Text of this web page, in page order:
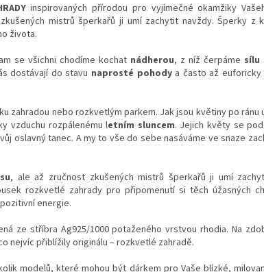
inspirovaných přírodou pro vyjímečné okamžiky
mistrů šperkařů ji umí zachytit navždy. Šperky z
života.
se všichni chodíme kochat nádherou, z níž čerpáme sílu
dostávají do stavu naprosté pohodya často až euforicky
zahradou nebo rozkvetlým parkem. Jak jsou květiny po ránu
vzduchu rozpálenému letním sluncem. Jejich květy se
oslavný tanec. A my to vše do sebe nasáváme ve snaze
, ale až zručnost zkušených mistrů šperkařů ji umí
rozkvetlé zahrady pro připomenutí si těch úžasných
energie.
ze stříbra Ag925/1000 potaženého vrstvou rhodia. Na
nejvíc přiblížily originálu – rozkvetlé zahradě.
modelů, které mohou být dárkem pro Vaše blízké,